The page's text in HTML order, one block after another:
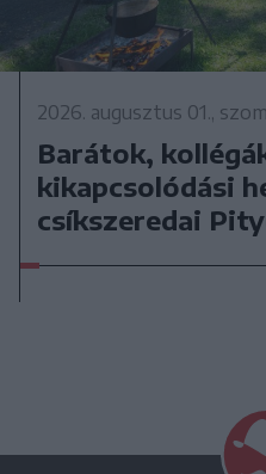
2026. augusztus 01.,
Barátok,
kikapcsolódási
csíkszeredai